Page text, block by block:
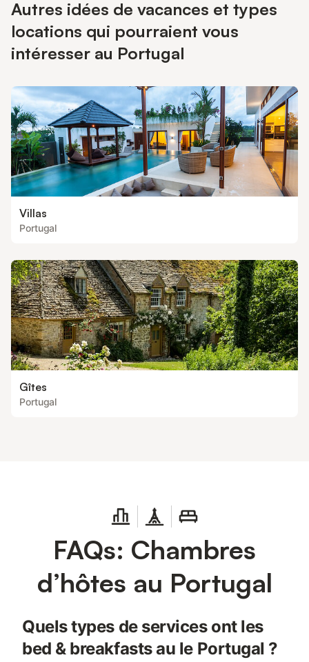
Autres idées de vacances et types
locations qui pourraient vous
intéresser au Portugal
Villas
Portugal
Gîtes
Portugal
FAQs: Chambres
d’hôtes au Portugal
Quels types de services ont les
bed & breakfasts au le Portugal ?